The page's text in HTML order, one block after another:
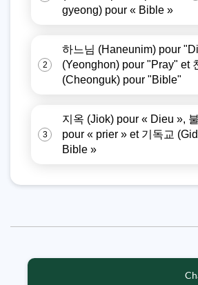
gyeong) pour « Bible »
2
하느님 (Haneunim) pour
(Yeonghon) pour "Pray" et
(Cheonguk) pour "Bible"
3
지옥 (Jiok) pour « Dieu »,
pour « prier » et 기독교
Bible »